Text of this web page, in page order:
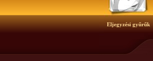
Eljegyzési gyűrűk